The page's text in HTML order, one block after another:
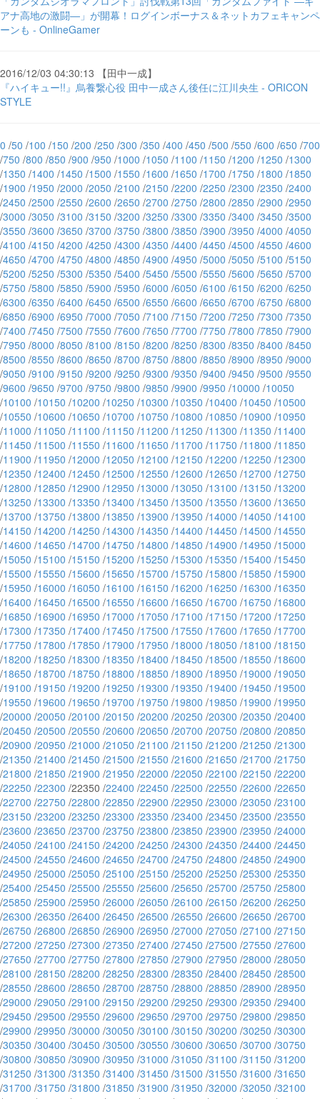
アナ高地の激闘―」が開幕！ログインボーナス＆ネットカフェキャンペ
ーンも - OnlineGamer
2016/12/03 04:30:13 【田中一成】
『ハイキュー!!』烏養繋心役 田中一成さん後任に江川央生 - ORICON
STYLE
0 /50 /100 /150 /200 /250 /300 /350 /400 /450 /500 /550 /600 /650 /700
/750 /800 /850 /900 /950 /1000 /1050 /1100 /1150 /1200 /1250 /1300
/1350 /1400 /1450 /1500 /1550 /1600 /1650 /1700 /1750 /1800 /1850
/1900 /1950 /2000 /2050 /2100 /2150 /2200 /2250 /2300 /2350 /2400
/2450 /2500 /2550 /2600 /2650 /2700 /2750 /2800 /2850 /2900 /2950
/3000 /3050 /3100 /3150 /3200 /3250 /3300 /3350 /3400 /3450 /3500
/3550 /3600 /3650 /3700 /3750 /3800 /3850 /3900 /3950 /4000 /4050
/4100 /4150 /4200 /4250 /4300 /4350 /4400 /4450 /4500 /4550 /4600
/4650 /4700 /4750 /4800 /4850 /4900 /4950 /5000 /5050 /5100 /5150
/5200 /5250 /5300 /5350 /5400 /5450 /5500 /5550 /5600 /5650 /5700
/5750 /5800 /5850 /5900 /5950 /6000 /6050 /6100 /6150 /6200 /6250
/6300 /6350 /6400 /6450 /6500 /6550 /6600 /6650 /6700 /6750 /6800
/6850 /6900 /6950 /7000 /7050 /7100 /7150 /7200 /7250 /7300 /7350
/7400 /7450 /7500 /7550 /7600 /7650 /7700 /7750 /7800 /7850 /7900
/7950 /8000 /8050 /8100 /8150 /8200 /8250 /8300 /8350 /8400 /8450
/8500 /8550 /8600 /8650 /8700 /8750 /8800 /8850 /8900 /8950 /9000
/9050 /9100 /9150 /9200 /9250 /9300 /9350 /9400 /9450 /9500 /9550
/9600 /9650 /9700 /9750 /9800 /9850 /9900 /9950 /10000 /10050
/10100 /10150 /10200 /10250 /10300 /10350 /10400 /10450 /10500
/10550 /10600 /10650 /10700 /10750 /10800 /10850 /10900 /10950
/11000 /11050 /11100 /11150 /11200 /11250 /11300 /11350 /11400
/11450 /11500 /11550 /11600 /11650 /11700 /11750 /11800 /11850
/11900 /11950 /12000 /12050 /12100 /12150 /12200 /12250 /12300
/12350 /12400 /12450 /12500 /12550 /12600 /12650 /12700 /12750
/12800 /12850 /12900 /12950 /13000 /13050 /13100 /13150 /13200
/13250 /13300 /13350 /13400 /13450 /13500 /13550 /13600 /13650
/13700 /13750 /13800 /13850 /13900 /13950 /14000 /14050 /14100
/14150 /14200 /14250 /14300 /14350 /14400 /14450 /14500 /14550
/14600 /14650 /14700 /14750 /14800 /14850 /14900 /14950 /15000
/15050 /15100 /15150 /15200 /15250 /15300 /15350 /15400 /15450
/15500 /15550 /15600 /15650 /15700 /15750 /15800 /15850 /15900
/15950 /16000 /16050 /16100 /16150 /16200 /16250 /16300 /16350
/16400 /16450 /16500 /16550 /16600 /16650 /16700 /16750 /16800
/16850 /16900 /16950 /17000 /17050 /17100 /17150 /17200 /17250
/17300 /17350 /17400 /17450 /17500 /17550 /17600 /17650 /17700
/17750 /17800 /17850 /17900 /17950 /18000 /18050 /18100 /18150
/18200 /18250 /18300 /18350 /18400 /18450 /18500 /18550 /18600
/18650 /18700 /18750 /18800 /18850 /18900 /18950 /19000 /19050
/19100 /19150 /19200 /19250 /19300 /19350 /19400 /19450 /19500
/19550 /19600 /19650 /19700 /19750 /19800 /19850 /19900 /19950
/20000 /20050 /20100 /20150 /20200 /20250 /20300 /20350 /20400
/20450 /20500 /20550 /20600 /20650 /20700 /20750 /20800 /20850
/20900 /20950 /21000 /21050 /21100 /21150 /21200 /21250 /21300
/21350 /21400 /21450 /21500 /21550 /21600 /21650 /21700 /21750
/21800 /21850 /21900 /21950 /22000 /22050 /22100 /22150 /22200
/22250 /22300 /22350 /22400 /22450 /22500 /22550 /22600 /22650
/22700 /22750 /22800 /22850 /22900 /22950 /23000 /23050 /23100
/23150 /23200 /23250 /23300 /23350 /23400 /23450 /23500 /23550
/23600 /23650 /23700 /23750 /23800 /23850 /23900 /23950 /24000
/24050 /24100 /24150 /24200 /24250 /24300 /24350 /24400 /24450
/24500 /24550 /24600 /24650 /24700 /24750 /24800 /24850 /24900
/24950 /25000 /25050 /25100 /25150 /25200 /25250 /25300 /25350
/25400 /25450 /25500 /25550 /25600 /25650 /25700 /25750 /25800
/25850 /25900 /25950 /26000 /26050 /26100 /26150 /26200 /26250
/26300 /26350 /26400 /26450 /26500 /26550 /26600 /26650 /26700
/26750 /26800 /26850 /26900 /26950 /27000 /27050 /27100 /27150
/27200 /27250 /27300 /27350 /27400 /27450 /27500 /27550 /27600
/27650 /27700 /27750 /27800 /27850 /27900 /27950 /28000 /28050
/28100 /28150 /28200 /28250 /28300 /28350 /28400 /28450 /28500
/28550 /28600 /28650 /28700 /28750 /28800 /28850 /28900 /28950
/29000 /29050 /29100 /29150 /29200 /29250 /29300 /29350 /29400
/29450 /29500 /29550 /29600 /29650 /29700 /29750 /29800 /29850
/29900 /29950 /30000 /30050 /30100 /30150 /30200 /30250 /30300
/30350 /30400 /30450 /30500 /30550 /30600 /30650 /30700 /30750
/30800 /30850 /30900 /30950 /31000 /31050 /31100 /31150 /31200
/31250 /31300 /31350 /31400 /31450 /31500 /31550 /31600 /31650
/31700 /31750 /31800 /31850 /31900 /31950 /32000 /32050 /32100